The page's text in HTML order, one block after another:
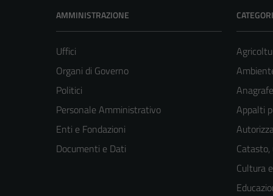
AMMINISTRAZIONE
Uffici
Organi di Governo
Politici
Personale Amministrativo
Enti e Fondazioni
Documenti e Dati
Appalti
Catasto,
Cultura